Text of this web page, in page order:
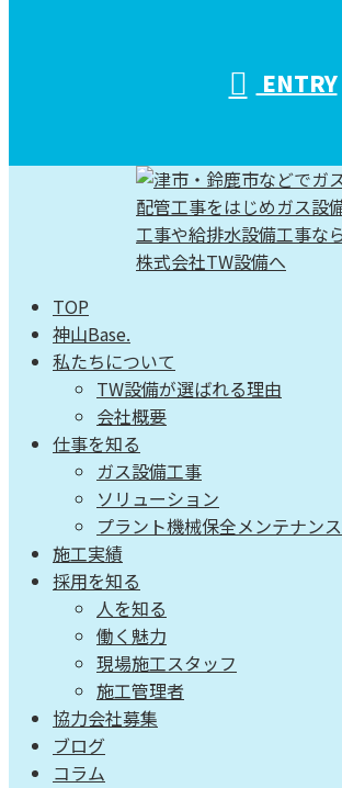
ENTRY
TOP
神山Base.
私たちについて
TW設備が選ばれる理由
会社概要
仕事を知る
ガス設備工事
ソリューション
プラント機械保全メンテナンス
施工実績
採用を知る
人を知る
働く魅力
現場施工スタッフ
施工管理者
協力会社募集
ブログ
コラム